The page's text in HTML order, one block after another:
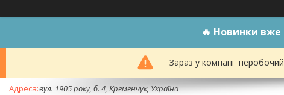
🔥 Новинки вже
Зараз у компанії
вул. 1905 року, б. 4, Кременчук, Україна